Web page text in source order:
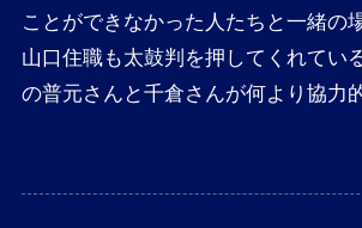
ことができなかった人たちと一緒の
山口住職も太鼓判を押してくれてい
の普元さんと千倉さんが何より協力